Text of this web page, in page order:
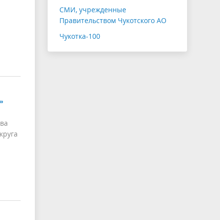
СМИ, учрежденные
Правительством Чукотского АО
Чукотка-100